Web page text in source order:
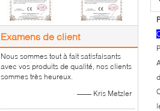
Examens de client
Nous sommes tout à fait satisfaisants
avec vos produits de qualité, nos clients
sommes très heureux.
—— Kris Metzler